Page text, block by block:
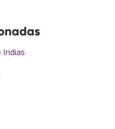
Indias